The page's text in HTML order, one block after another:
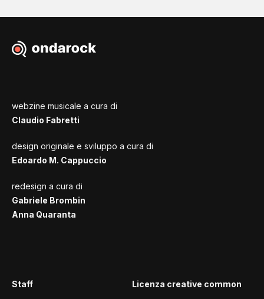
webzine musicale a cura di
Claudio Fabretti
design originale e sviluppo a cura di
Edoardo M. Cappuccio
redesign a cura di
Gabriele Brombin
Anna Quaranta
Staff
Licenza creative common